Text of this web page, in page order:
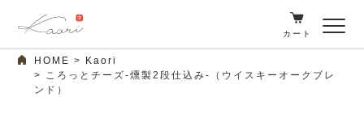
カート
HOME
Kaori
ころっとチーズ-燻製2段仕込み-（ウイスキーオークブレ
ンド）